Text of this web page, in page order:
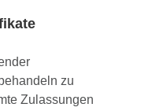
zu
Zulassungen